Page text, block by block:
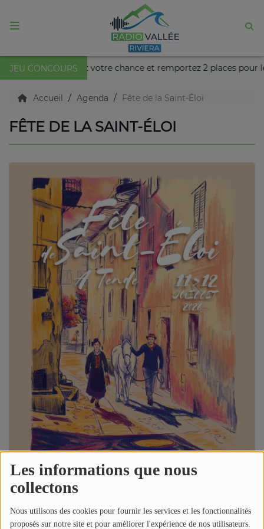
Les informations que nous
collectons
Nous utilisons des cookies pour fournir les services et les fonctionnalités
proposés sur notre site et pour améliorer l'expérience de nos utilisateurs.
JEU CONCOURS
Cette semaine, tentez votre chance et remportez 2
ACCUEIL
Agenda
Emissions
Diffusions
Podcasts
Jeu concours
Contactez-nous
Se connecter
Accueil Agenda Fête de la Saint-Éloi
FÊTE DE LA SAINT-ÉLOI